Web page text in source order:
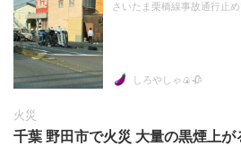
さいたま栗橋線事故通行止
しろやしゃ🍙🥀
火災
千葉 野田市で火災 大量の黒煙上が